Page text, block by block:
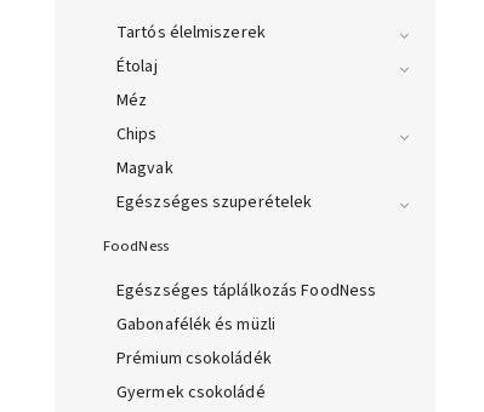
Tartós élelmiszerek
Étolaj
Méz
Chips
Magvak
Egészséges szuperételek
FoodNess
Egészséges táplálkozás FoodNess
Gabonafélék és müzli
Prémium csokoládék
Gyermek csokoládé